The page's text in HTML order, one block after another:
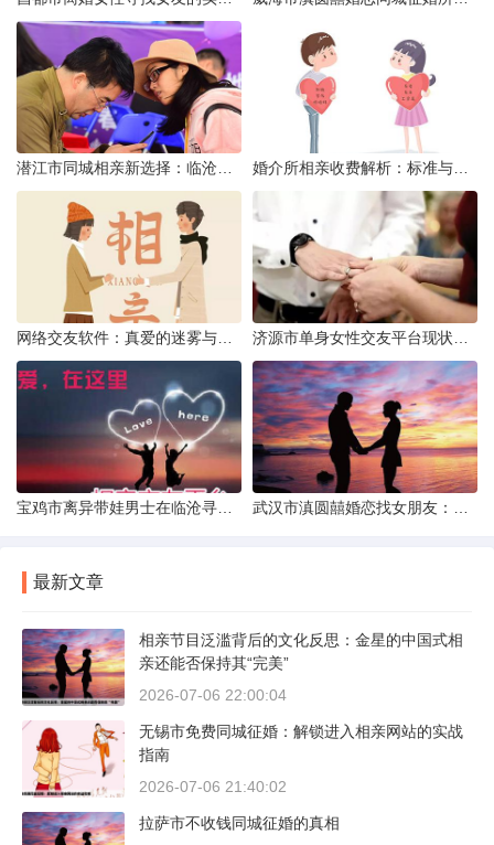
最新文章
相亲节目泛滥背后的文化反思：金星的中国式相
亲还能否保持其“完美”
2026-07-06 22:00:04
无锡市免费同城征婚：解锁进入相亲网站的实战
指南
2026-07-06 21:40:02
拉萨市不收钱同城征婚的真相